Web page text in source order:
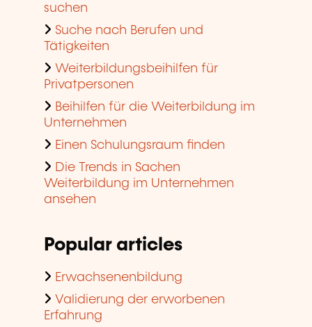
suchen
Suche nach Berufen und
Tätigkeiten
Weiterbildungsbeihilfen für
Privatpersonen
Beihilfen für die Weiterbildung im
Unternehmen
Einen Schulungsraum finden
Die Trends in Sachen
Weiterbildung im Unternehmen
ansehen
Popular articles
Erwachsenenbildung
Validierung der erworbenen
Erfahrung